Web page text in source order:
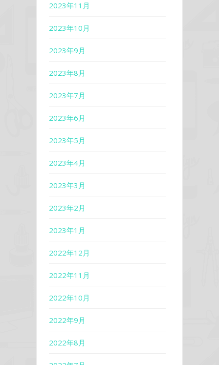
2023年11月
2023年10月
2023年9月
2023年8月
2023年7月
2023年6月
2023年5月
2023年4月
2023年3月
2023年2月
2023年1月
2022年12月
2022年11月
2022年10月
2022年9月
2022年8月